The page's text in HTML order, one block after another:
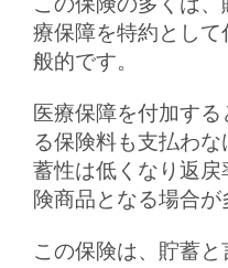
療保障を特約とし
般的です。
医療保障を付加す
る保険料も支払わ
蓄性は低くなり返
険商品となる場合が
この保険は、貯蓄